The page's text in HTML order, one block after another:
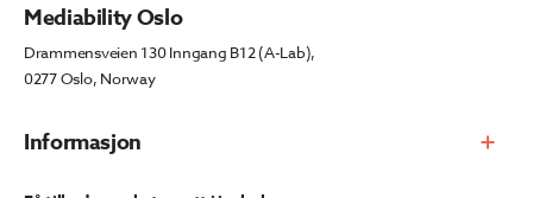
Informasjon
Mediability Oslo
Drammensveien 130 Inngang B12 (A-Lab),
0277 Oslo, Norway